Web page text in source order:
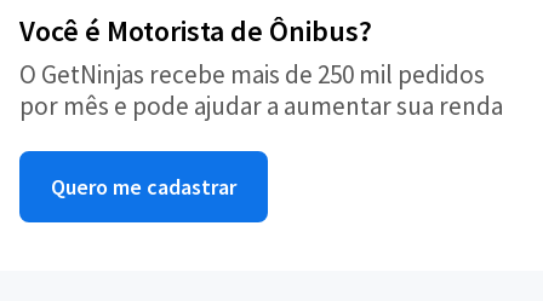
Você é Motorista de Ônibus?
O GetNinjas recebe mais de 250 mil pedidos
por mês e pode ajudar a aumentar sua renda
Quero me cadastrar